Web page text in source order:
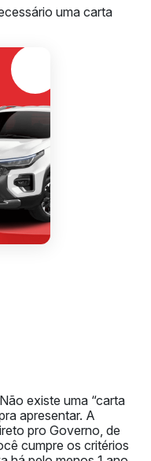
uma carta
existe uma “carta
apresentar. A
pro Governo, de
cumpre os critérios